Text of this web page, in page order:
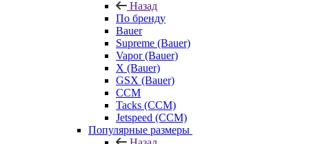
Назад
По бренду
Bauer
Supreme (Bauer)
Vapor (Bauer)
X (Bauer)
GSX (Bauer)
CCM
Tacks (CCM)
Jetspeed (CCM)
Популярные размеры